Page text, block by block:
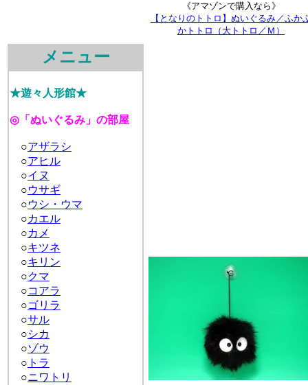
《アマゾンで購入なら》
【となりのトトロ】ぬいぐるみ／ふか
かトトロ（大トトロ／Ｍ）
メニュー
★遊々人形館★
◎「ぬいぐるみ」の部屋
○アザラシ
○アヒル
○イヌ
○ウサギ
○ウシ・ウマ
○カエル
○カメ
○キツネ
○キリン
○クマ
○コアラ
○ゴリラ
○サル
○シカ
○ゾウ
○ トラ
○ニワトリ